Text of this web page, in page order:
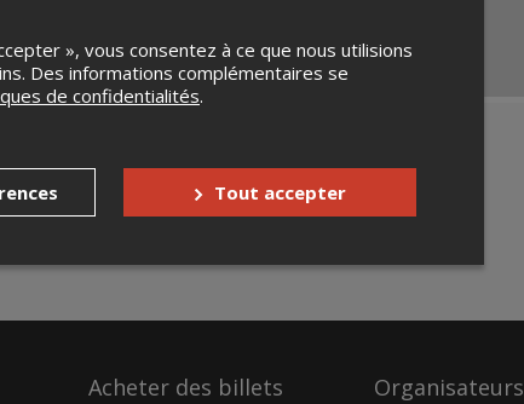
Acheter des billets Organisateurs
», vous consentez à ce que nous utilisions
Des informations complémentaires se
de confidentialités.
Tout accepter